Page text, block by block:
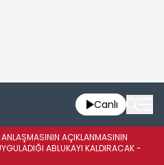
Canlı
AÇIKLANMASININ
ABLUKAYI KALDIRACAK -